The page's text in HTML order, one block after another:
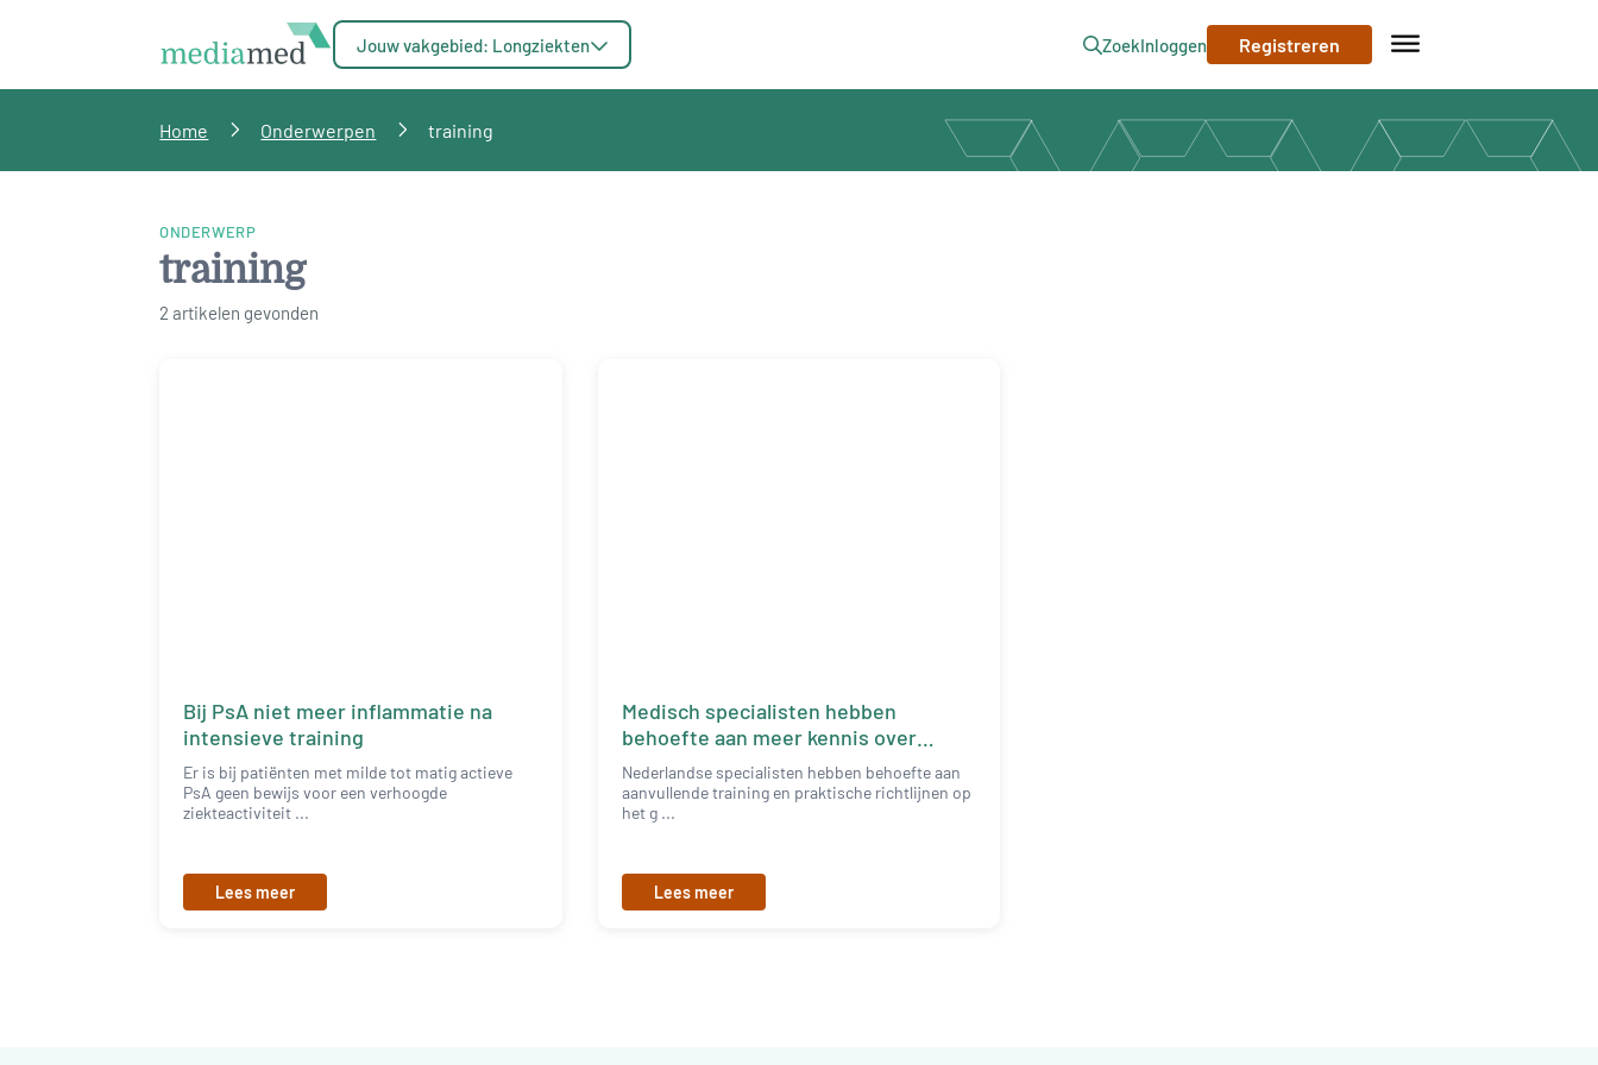
Jouw vakgebied: Longziekten ZoekInloggen Registreren
Home Onderwerpen training
ONDERWERP
training
2 artikelen gevonden
Bij PsA niet meer inflammatie na
intensieve training
Er is bij patiënten met milde tot matig actieve
PsA geen bewijs voor een verhoogde
ziekteactiviteit ...
Lees meer
Medisch specialisten hebben
behoefte aan meer kennis over
cardio-oncologie
Nederlandse specialisten hebben behoefte aan
aanvullende training en praktische richtlijnen op
het g ...
Lees meer